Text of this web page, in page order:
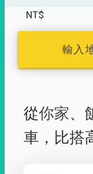
NT$
輸入
從你家、
車， 比搭